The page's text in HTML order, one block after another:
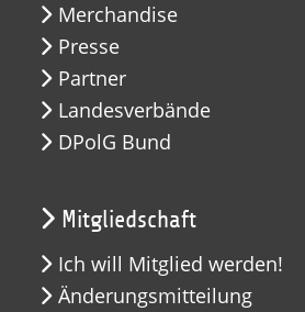
Merchandise
Presse
Partner
Landesverbände
DPolG Bund
Mitgliedschaft
Ich will Mitglied werden!
Änderungsmitteilung